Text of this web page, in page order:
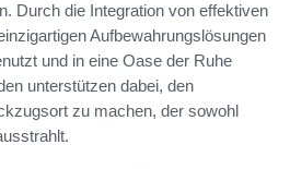
Durch die Integration von effektiven
Aufbewahrungslösungen
und in eine Oase der Ruhe
unterstützen dabei, den
zu machen, der sowohl